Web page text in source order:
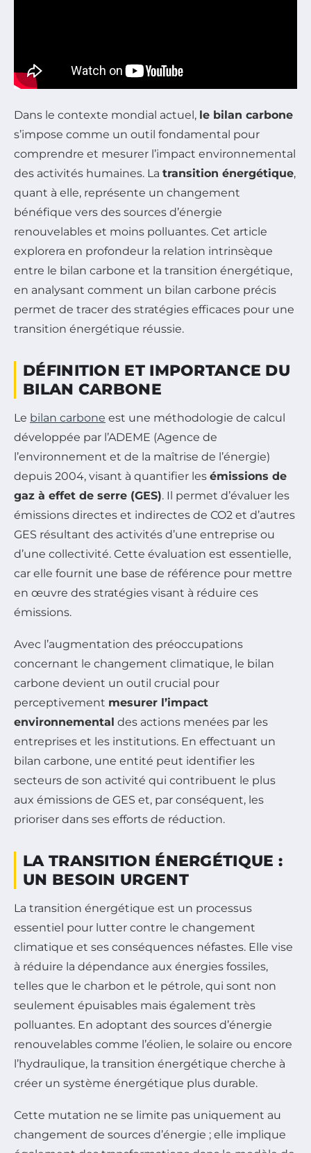
Dans le contexte mondial actuel, le bilan carbone
s’impose comme un outil fondamental pour
comprendre et mesurer l’impact environnemental
des activités humaines. La transition énergétique,
quant à elle, représente un changement
bénéfique vers des sources d’énergie
renouvelables et moins polluantes. Cet article
explorera en profondeur la relation intrinsèque
entre le bilan carbone et la transition énergétique,
en analysant comment un bilan carbone précis
permet de tracer des stratégies efficaces pour une
transition énergétique réussie.
DÉFINITION ET IMPORTANCE DU
BILAN CARBONE
Le bilan carbone est une méthodologie de calcul
développée par l’ADEME (Agence de
l’environnement et de la maîtrise de l’énergie)
depuis 2004, visant à quantifier les émissions de
gaz à effet de serre (GES). Il permet d’évaluer les
émissions directes et indirectes de CO2 et d’autres
GES résultant des activités d’une entreprise ou
d’une collectivité. Cette évaluation est essentielle,
car elle fournit une base de référence pour mettre
en œuvre des stratégies visant à réduire ces
émissions.
Avec l’augmentation des préoccupations
concernant le changement climatique, le bilan
carbone devient un outil crucial pour
perceptivement mesurer l’impact
environnemental des actions menées par les
entreprises et les institutions. En effectuant un
bilan carbone, une entité peut identifier les
secteurs de son activité qui contribuent le plus
aux émissions de GES et, par conséquent, les
prioriser dans ses efforts de réduction.
LA TRANSITION ÉNERGÉTIQUE :
UN BESOIN URGENT
La transition énergétique est un processus
essentiel pour lutter contre le changement
climatique et ses conséquences néfastes. Elle vise
à réduire la dépendance aux énergies fossiles,
telles que le charbon et le pétrole, qui sont non
seulement épuisables mais également très
polluantes. En adoptant des sources d’énergie
renouvelables comme l’éolien, le solaire ou encore
l’hydraulique, la transition énergétique cherche à
créer un système énergétique plus durable.
Cette mutation ne se limite pas uniquement au
changement de sources d’énergie ; elle implique